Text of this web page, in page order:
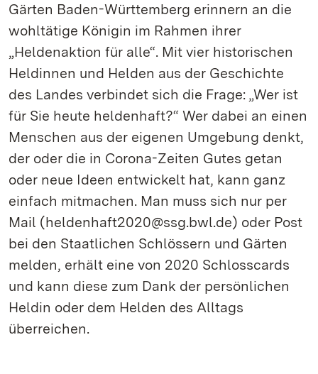
Gärten Baden-Württemberg erinnern an die
wohltätige Königin im Rahmen ihrer
„Heldenaktion für alle“. Mit vier historischen
Heldinnen und Helden aus der Geschichte
des Landes verbindet sich die Frage: „Wer ist
für Sie heute heldenhaft?“ Wer dabei an einen
Menschen aus der eigenen Umgebung denkt,
der oder die in Corona-Zeiten Gutes getan
oder neue Ideen entwickelt hat, kann ganz
einfach mitmachen. Man muss sich nur per
Mail (heldenhaft2020@ssg.bwl.de) oder Post
bei den Staatlichen Schlössern und Gärten
melden, erhält eine von 2020 Schlosscards
und kann diese zum Dank der persönlichen
Heldin oder dem Helden des Alltags
überreichen.